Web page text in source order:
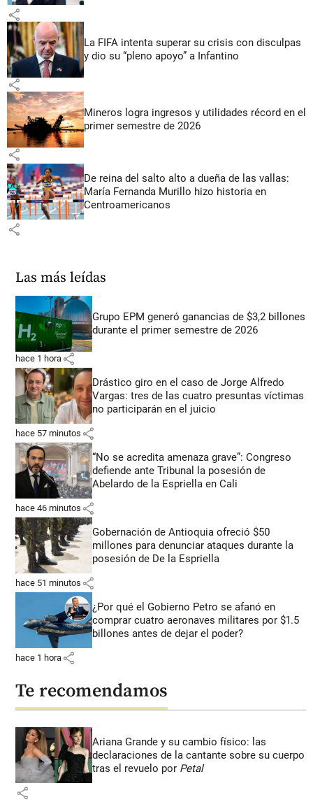
share
La FIFA intenta superar su crisis con disculpas
y dio su “pleno apoyo” a Infantino
share
Mineros logra ingresos y utilidades récord en el
primer semestre de 2026
share
De reina del salto alto a dueña de las vallas:
María Fernanda Murillo hizo historia en
Centroamericanos
share
Las más leídas
Grupo EPM generó ganancias de $3,2 billones
durante el primer semestre de 2026
hace 1 hora share
Drástico giro en el caso de Jorge Alfredo
Vargas: tres de las cuatro presuntas víctimas
no participarán en el juicio
hace 57 minutos share
“No se acredita amenaza grave”: Congreso
defiende ante Tribunal la posesión de
Abelardo de la Espriella en Cali
hace 46 minutos share
Gobernación de Antioquia ofreció $50
millones para denunciar ataques durante la
posesión de De la Espriella
hace 51 minutos share
¿Por qué el Gobierno Petro se afanó en
comprar cuatro aeronaves militares por $1.5
billones antes de dejar el poder?
hace 1 hora share
Te recomendamos
Ariana Grande y su cambio físico: las
declaraciones de la cantante sobre su cuerpo
tras el revuelo por Petal
share